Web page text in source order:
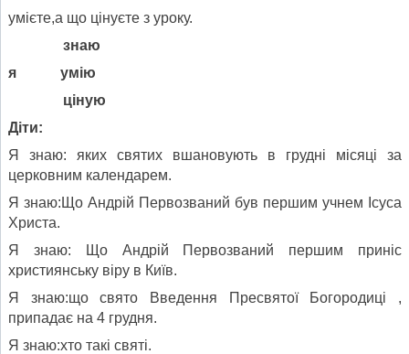
умієте,а що цінуєте з уроку.
знаю
я умію
ціную
Діти:
Я знаю: яких святих вшановують в грудні місяці за
церковним календарем.
Я знаю:Що Андрій Первозваний був першим учнем Ісуса
Христа.
Я знаю: Що Андрій Первозваний першим приніс
християнську віру в Київ.
Я знаю:що свято Введення Пресвятої Богородиці ,
припадає на 4 грудня.
Я знаю:хто такі святі.